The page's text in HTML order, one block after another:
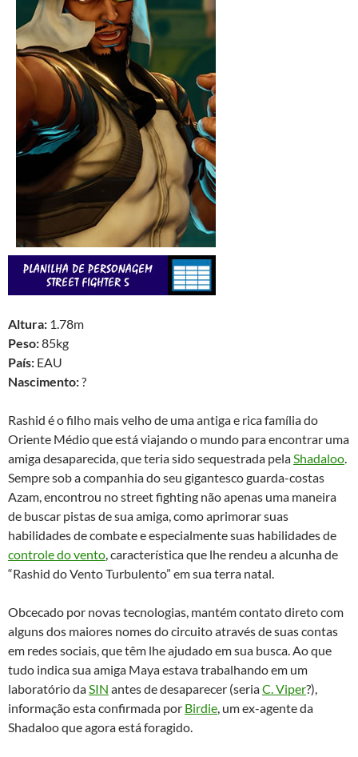
Altura: 1.78m
Peso:85kg
País: EAU
Nascimento:?
Rashid é o filho mais velho de uma antiga e rica família do
Oriente Médio que está viajando o mundo para encontrar uma
amiga desaparecida, que teria sido sequestrada pelaShadaloo.
Sempre sob a companhia do seu gigantesco guarda-costas
Azam, encontrou no street fighting não apenas uma maneira
de buscar pistas de sua amiga, como aprimorar suas
habilidades de combate e especialmente suas habilidades de
controle do vento, característica que lhe rendeu a alcunha de
“Rashid do Vento Turbulento” em sua terra natal.
Obcecado por novas tecnologias, mantém contato direto com
alguns dos maiores nomes do circuito através de suas contas
em redes sociais, que têm lhe ajudado em sua busca. Ao que
tudo indica sua amiga Maya estava trabalhando em um
laboratório daSIN antes de desaparecer (seriaC. Viper?),
informação esta confirmada por Birdie, um ex-agente da
Shadaloo que agora está foragido.